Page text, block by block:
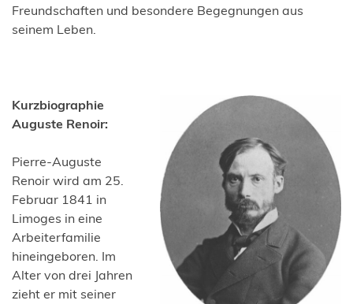
Freundschaften und besondere Begegnungen aus
seinem Leben.
Kurzbiographie
Auguste Renoir:
Pierre-Auguste
Renoir wird am 25.
Februar 1841 in
Limoges in eine
Arbeiterfamilie
hineingeboren. Im
Alter von drei Jahren
zieht er mit seiner